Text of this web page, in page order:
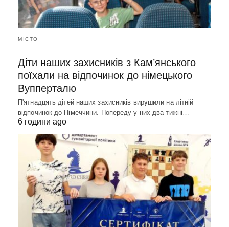
МІСТО
Діти наших захисників з Кам’янського
поїхали на відпочинок до німецького
Вупперталю
П'ятнадцять дітей наших захисників вирушили на літній
відпочинок до Німеччини. Попереду у них два тижні…
6 години ago